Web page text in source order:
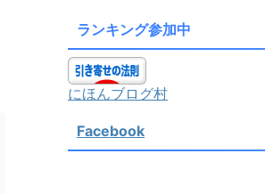
ランキング参加中
にほんブログ村
Facebook